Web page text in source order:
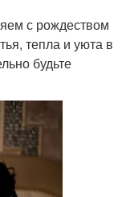
с рождеством
тепла и уюта в
будьте